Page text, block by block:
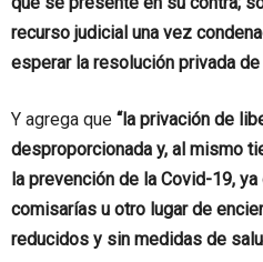
recurso judicial una vez
esperar la resolución privada de
Y agrega que “la privación de
desproporcionada y, al mismo
la prevención de la Covid-19,
comisarías u otro lugar de
reducidos y sin medidas de